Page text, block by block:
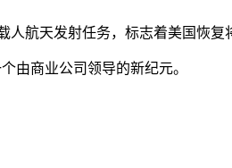
航天发射任务，标志着美国恢复
由商业公司领导的新纪元。